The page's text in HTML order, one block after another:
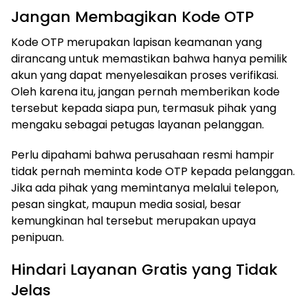
Jangan Membagikan Kode OTP
Kode OTP merupakan lapisan keamanan yang
dirancang untuk memastikan bahwa hanya pemilik
akun yang dapat menyelesaikan proses verifikasi.
Oleh karena itu, jangan pernah memberikan kode
tersebut kepada siapa pun, termasuk pihak yang
mengaku sebagai petugas layanan pelanggan.
Perlu dipahami bahwa perusahaan resmi hampir
tidak pernah meminta kode OTP kepada pelanggan.
Jika ada pihak yang memintanya melalui telepon,
pesan singkat, maupun media sosial, besar
kemungkinan hal tersebut merupakan upaya
penipuan.
Hindari Layanan Gratis yang Tidak
Jelas